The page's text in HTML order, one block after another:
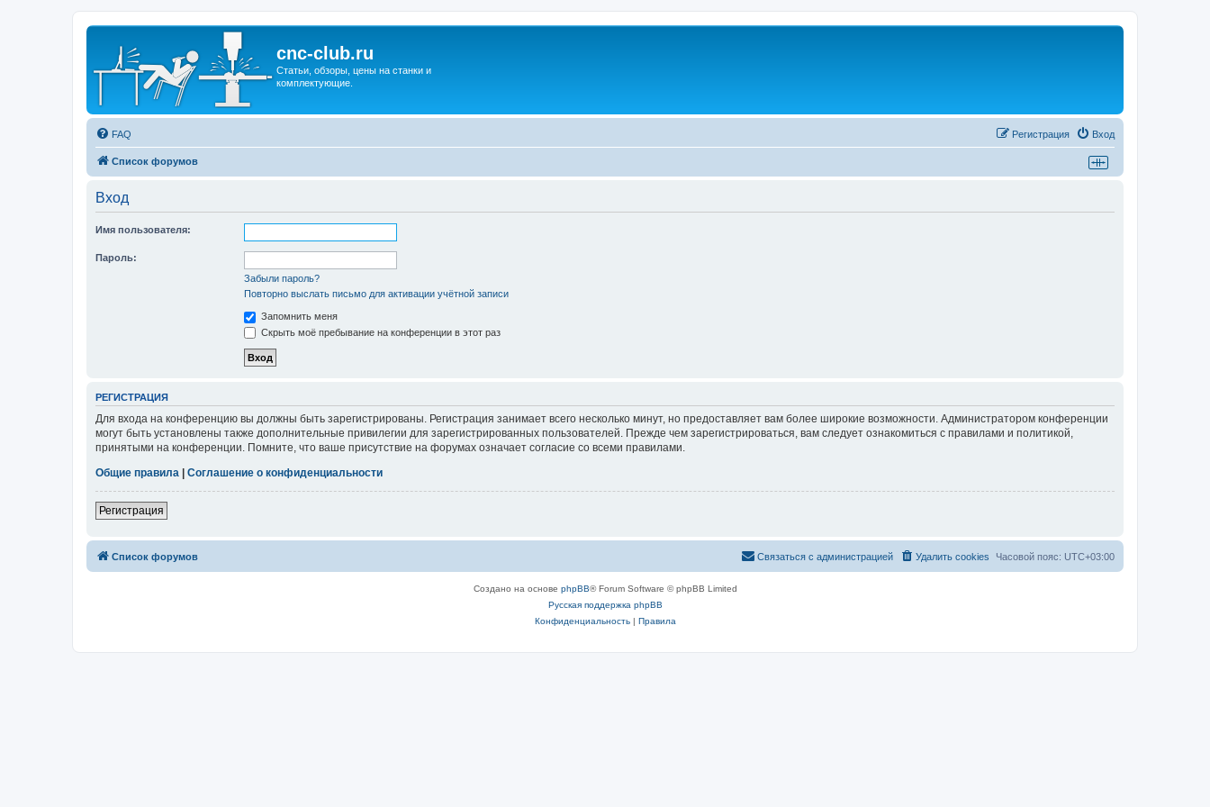
cnc-club.ru
Статьи, обзоры, цены на станки и
комплектующие.
FAQ Вход
Регистрация
Список форумов
Вход
Имя пользователя:
Пароль:
Забыли пароль?
Повторно выслать письмо для активации учётной записи
Запомнить меня
Скрыть моё пребывание на конференции в этот раз
РЕГИСТРАЦИЯ
Для входа на конференцию вы должны быть зарегистрированы. Регистрация занимает всего несколько минут, но предоставляет вам более широкие возможности. Администратором конференции
могут быть установлены также дополнительные привилегии для зарегистрированных пользователей. Прежде чем зарегистрироваться, вам следует ознакомиться с правилами и политикой,
принятыми на конференции. Помните, что ваше присутствие на форумах означает согласие со всеми правилами.
Общие правила | Соглашение о конфиденциальности
Регистрация
Список форумов Часовой пояс: UTC+03:00
Удалить cookies
Связаться с администрацией
Создано на основе phpBB® Forum Software © phpBB Limited
Русская поддержка phpBB
Конфиденциальность| Правила